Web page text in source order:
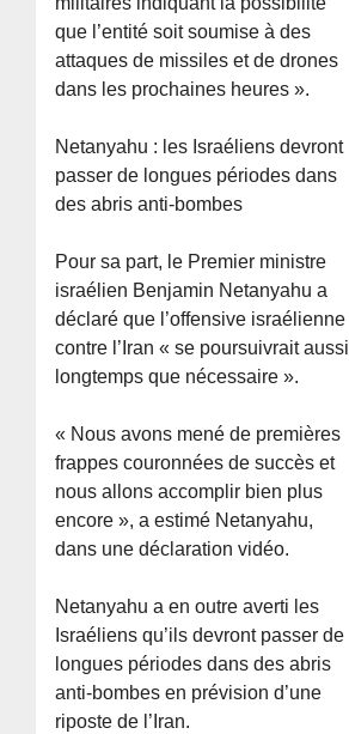
que l’entité soit soumise à des
attaques de missiles et de drones
dans les prochaines heures ».
Netanyahu : les Israéliens devront
passer de longues périodes dans
des abris anti-bombes
Pour sa part, le Premier ministre
israélien Benjamin Netanyahu a
déclaré que l’offensive israélienne
contre l’Iran « se poursuivrait aussi
longtemps que nécessaire ».
« Nous avons mené de premières
frappes couronnées de succès et
nous allons accomplir bien plus
encore », a estimé Netanyahu,
dans une déclaration vidéo.
Netanyahu a en outre averti les
Israéliens qu’ils devront passer de
longues périodes dans des abris
anti-bombes en prévision d’une
riposte de l’Iran.